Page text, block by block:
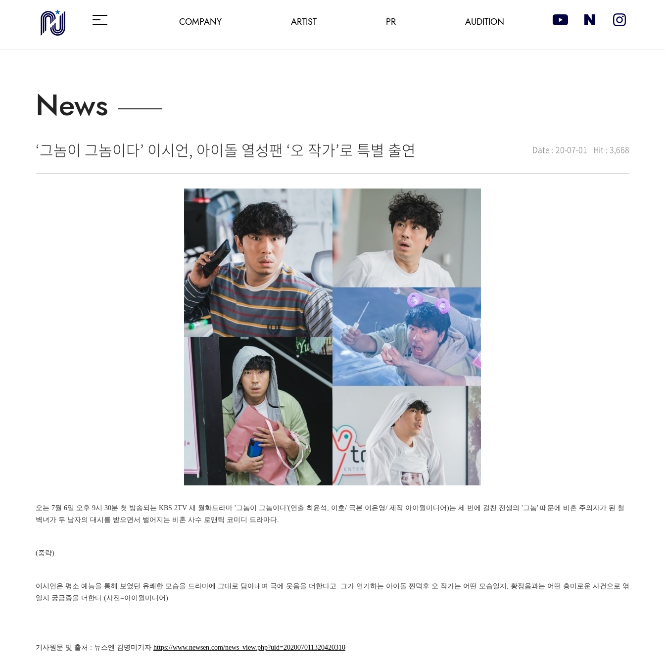
COMPANY ARTIST PR AUDITION
News
‘그놈이 그놈이다’ 이시언, 아이돌 열성팬 ‘오 작가’로 특별 출연 Date : 20-07-01 Hit : 3,668
오는 7월 6일 오후 9시 30분 첫 방송되는 KBS 2TV 새 월화드라마 '그놈이 그놈이다'(연출 최윤석, 이호/ 극본 이은영/ 제작 아이윌미디어)는 세 번에 걸친 전생의 '그놈' 때문에 비혼 주의자가 된 철
벽녀가 두 남자의 대시를 받으면서 벌어지는 비혼 사수 로맨틱 코미디 드라마다.
(중략)
이시언은 평소 예능을 통해 보였던 유쾌한 모습을 드라마에 그대로 담아내며 극에 웃음을 더한다고. 그가 연기하는 아이돌 찐덕후 오 작가는 어떤 모습일지, 황정음과는 어떤 흥미로운 사건으로 엮
일지 궁금증을 더한다.(사진=아이윌미디어)
기사원문 및 출처 : 뉴스엔 김명미기자 https://www.newsen.com/news_view.php?uid=202007011320420310